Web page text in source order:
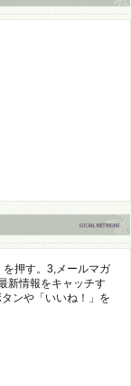
押す。3,メールマガ
新情報をキャッチす
ンや「いいね！」を